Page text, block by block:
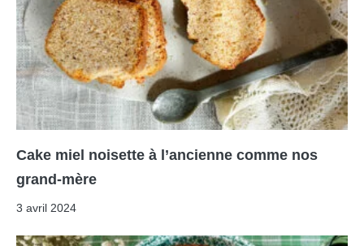
Cake miel noisette à l’ancienne comme nos
grand-mère
3 avril 2024